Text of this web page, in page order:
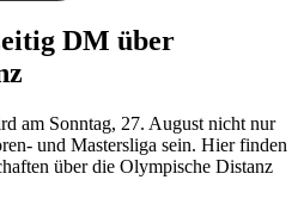
DM über
am Sonntag, 27. August nicht nur
und Mastersliga sein. Hier finden
über die Olympische Distanz